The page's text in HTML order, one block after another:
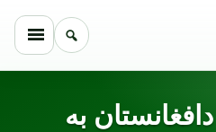
به